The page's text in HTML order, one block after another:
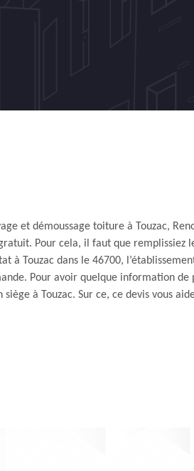
et démoussage toiture à Touzac,
Pour cela, il faut que
à Touzac dans le 46700,
Pour avoir quelque information de
à Touzac. Sur ce, ce devis vous